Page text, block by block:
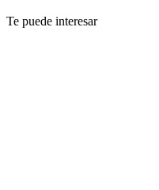
Te puede interesar